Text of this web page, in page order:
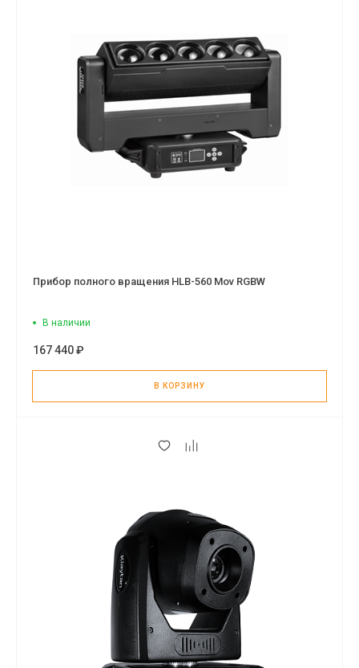
Прибор полного вращения HLB-560 Mov RGBW
В наличии
167 440 ₽
В КОРЗИНУ